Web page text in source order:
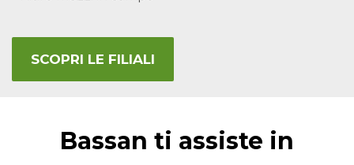
SCOPRI LE FILIALI
Bassan ti assiste in